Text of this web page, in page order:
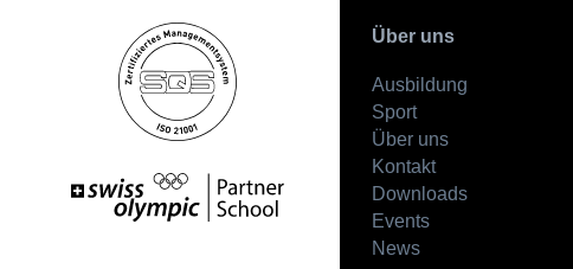
Über uns
Ausbildung
Sport
Über uns
Kontakt
Downloads
Events
News